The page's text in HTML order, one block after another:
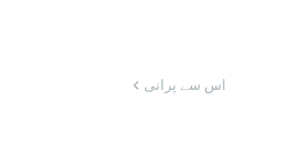
اس سے پرانی